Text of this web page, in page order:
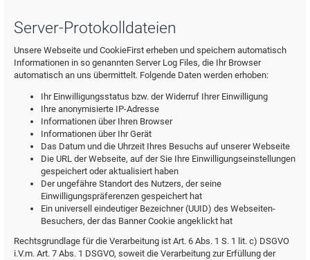
Server-Protokolldateien
Unsere Webseite und CookieFirst erheben und speichern automatisch
Informationen in so genannten Server Log Files, die Ihr Browser
automatisch an uns übermittelt. Folgende Daten werden erhoben:
Ihr Einwilligungsstatus bzw. der Widerruf Ihrer Einwilligung
Ihre anonymisierte IP-Adresse
Informationen über Ihren Browser
Informationen über Ihr Gerät
Das Datum und die Uhrzeit Ihres Besuchs auf unserer Webseite
Die URL der Webseite, auf der Sie Ihre Einwilligungseinstellungen
gespeichert oder aktualisiert haben
Der ungefähre Standort des Nutzers, der seine
Einwilligungspräferenzen gespeichert hat
Ein universell eindeutiger Bezeichner (UUID) des Webseiten-
Besuchers, der das Banner Cookie angeklickt hat
Rechtsgrundlage für die Verarbeitung ist Art. 6 Abs. 1 S. 1 lit. c) DSGVO
i.V.m. Art. 7 Abs. 1 DSGVO, soweit die Verarbeitung zur Erfüllung der